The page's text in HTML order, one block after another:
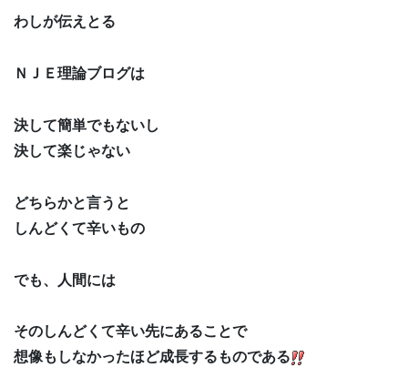
わしが伝えとる
ＮＪＥ理論ブログは
決して簡単でもないし
決して楽じゃない
どちらかと言うと
しんどくて辛いもの
でも、人間には
そのしんどくて辛い先にあることで
想像もしなかったほど成長するものである